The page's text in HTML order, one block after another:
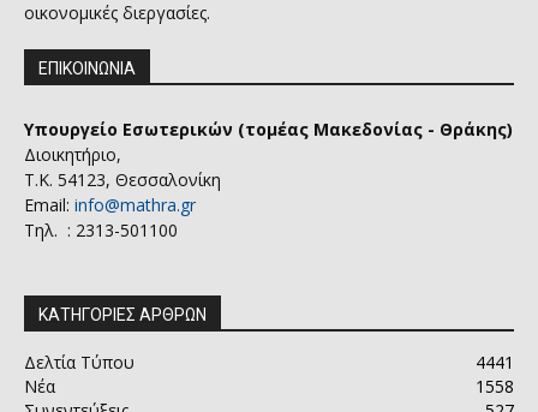
οικονομικές διεργασίες.
ΕΠΙΚΟΙΝΩΝΙΑ
Υπουργείο Εσωτερικών (τομέας Μακεδονίας - Θράκης)
Διοικητήριο,
Τ.Κ. 54123, Θεσσαλονίκη
Email: info@mathra.gr
Τηλ. : 2313-501100
ΚΑΤΗΓΟΡΙΕΣ ΑΡΘΡΩΝ
Δελτία Τύπου
4441
Νέα
1558